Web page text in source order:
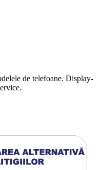
de telefoane. Display-